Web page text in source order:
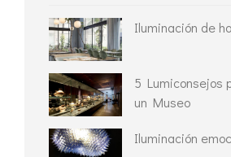
Iluminación de
5 Lumiconsejos
un Museo
Iluminación